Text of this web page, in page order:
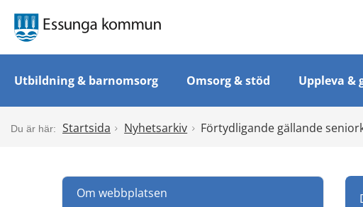
Utbildning & barnomsorg Omsorg & stöd Uppleva &
Startsida Nyhetsarkiv Förtydligande gällande
Om webbplatsen